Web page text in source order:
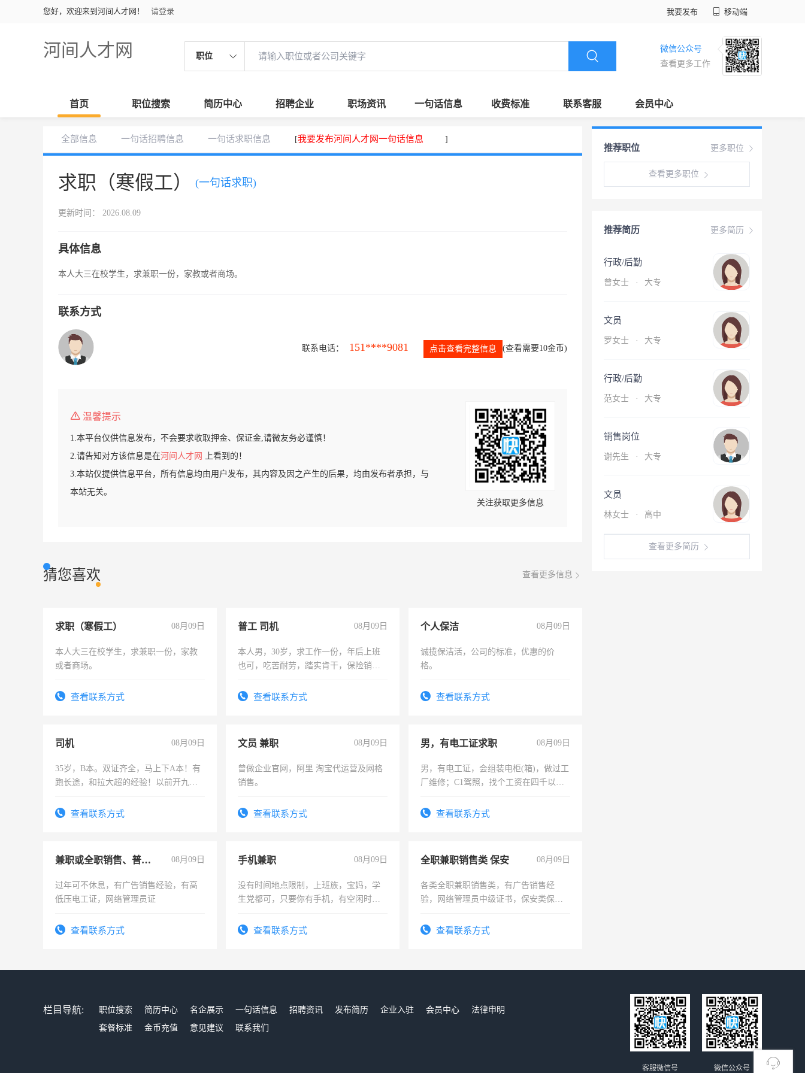
您好，欢迎来到河间人才网！ 请登录 我要发布 移动端
河间人才网 职位
微信公众号
查看更多工作
首页 职位搜索 简历中心 招聘企业 职场资讯 一句话信息 收费标准 联系客服 会员中心
全部信息 一句话招聘信息 一句话求职信息 [我要发布河间人才网一句话信息 ]
求职（寒假工） (一句话求职)
更新时间： 2026.08.09
具体信息
本人大三在校学生，求兼职一份，家教或者商场。
联系方式
联系电话： 151****9081 点击查看完整信息 (查看需要10金币)
温馨提示
1.本平台仅供信息发布，不会要求收取押金、保证金,请微友务必谨慎！
2.请告知对方该信息是在河间人才网
上看到的！
3.本站仅提供信息平台，所有信息均由用户发布，其内容及因之产生的后果，均由发布者承担，与
本站无关。
关注获取更多信息
猜您喜欢 查看更多信息
求职（寒假工） 08月09日
本人大三在校学生，求兼职一份，家教
或者商场。
查看联系方式
普工 司机 08月09日
本人男，30岁，求工作一份，年后上班
也可，吃苦耐劳，踏实肯干，保险销售
查看联系方式
个人保洁 08月09日
诚揽保洁活，公司的标准，优惠的价
格。
查看联系方式
司机 08月09日
35岁，B本。双证齐全，马上下A本！有
跑长途，和拉大超的经验！以前开九米
查看联系方式
文员 兼职 08月09日
曾做企业官网，阿里 淘宝代运营及网格
销售。
查看联系方式
男，有电工证求职 08月09日
男，有电工证，会组装电柜(箱)，做过工
厂维修；C1驾照，找个工资在四千以
电话查看联系方式
兼职或全职销售、普工、维修 08月09日
过年可不休息，有广告销售经验，有高
低压电工证，网络管理员证
查看联系方式
手机兼职 08月09日
没有时间地点限制，上班族，宝妈，学
生党都可，只要你有手机，有空闲时
勤快的四五十，每天挣零花钱没问题！
查看联系方式
全职兼职销售类 保安 08月09日
各类全职兼职销售类，有广告销售经
验，网络管理员中级证书，保安类保安
有高低压电工证和十几年工作经验
查看联系方式
更多职位
推荐职位
查看更多职位
更多简历
推荐简历
行政/后勤
曾女士 · 大专
文员
罗女士 · 大专
行政/后勤
范女士 · 大专
销售岗位
谢先生 · 大专
文员
林女士 · 高中
查看更多简历
栏目导航: 职位搜索 简历中心 名企展示 一句话信息 招聘资讯 发布简历 企业入驻 会员中心
法律申明
套餐标准
金币充值 意见建议 联系我们
微信公众号
客服微信号